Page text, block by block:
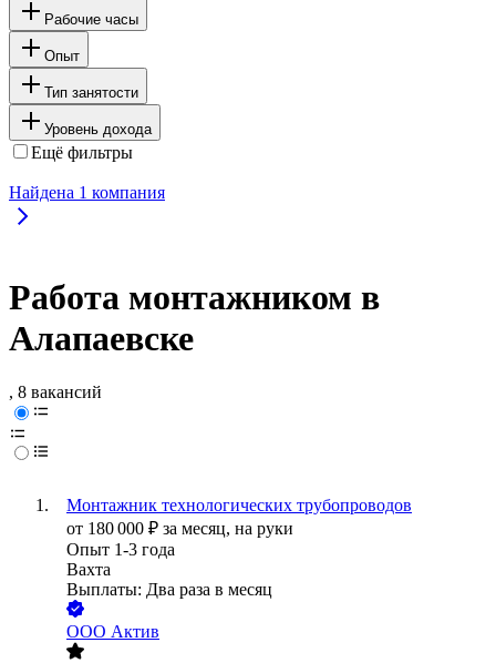
Рабочие часы
Опыт
Тип занятости
Уровень дохода
Ещё фильтры
Найдена 1 компания
Работа монтажником в
Алапаевске
, 8 вакансий
Монтажник технологических трубопроводов
от 180 000 ₽ за месяц, на руки
Опыт 1-3 года
Вахта
Выплаты: Два раза в месяц
ООО Актив